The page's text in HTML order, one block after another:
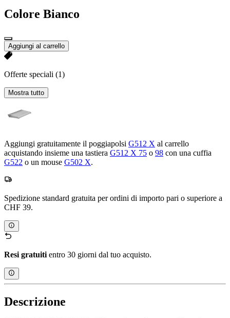
Colore Bianco
Aggiungi al carrello
Offerte speciali (1)
Mostra tutto
Aggiungi gratuitamente il poggiapolsi G512 X al carrello
acquistando insieme una tastiera G512 X 75 o 98 con una cuffia
G522 o un mouse G502 X.
Spedizione standard gratuita per ordini di importo pari o superiore a
CHF 39.
Resi gratuiti entro 30 giorni dal tuo acquisto.
Descrizione